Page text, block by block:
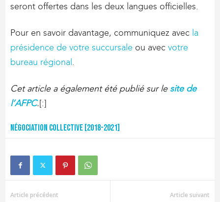
seront offertes dans les deux langues officielles.
Pour en savoir davantage, communiquez avec la
présidence de votre succursale ou avecvotre
bureau régional.
Cet article a également été publié sur le site de
l’AFPC.[:]
Négociation collective [2018-2021]
Article précédent Article suivant